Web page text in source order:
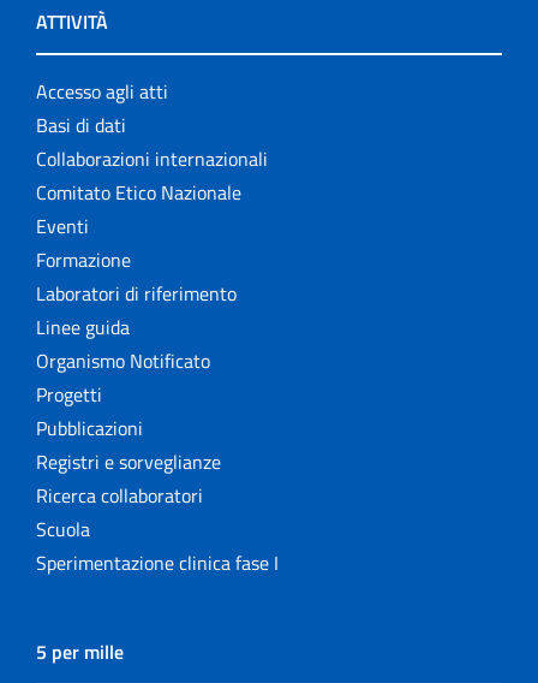
ATTIVITÀ
Accesso agli atti
Basi di dati
Collaborazioni internazionali
Comitato Etico Nazionale
Eventi
Formazione
Laboratori di riferimento
Linee guida
Organismo Notificato
Progetti
Pubblicazioni
Registri e sorveglianze
Ricerca collaboratori
Scuola
Sperimentazione clinica fase I
5 per mille